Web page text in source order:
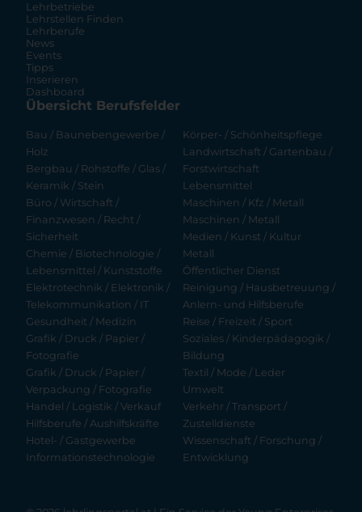
Lehrbetriebe
Lehrstellen Finden
Lehrberufe
News
Events
Tipps
Inserieren
Dashboard
Übersicht Berufsfelder
Bau / Baunebengewerbe /
Holz
Bergbau / Rohstoffe / Glas /
Keramik / Stein
Büro / Wirtschaft /
Finanzwesen / Recht /
Sicherheit
Chemie / Biotechnologie /
Lebensmittel / Kunststoffe
Elektrotechnik / Elektronik /
Telekommunikation / IT
Gesundheit / Medizin
Grafik / Druck / Papier /
Fotografie
Grafik / Druck / Papier /
Verpackung / Fotografie
Handel / Logistik / Verkauf
Hilfsberufe / Aushilfskräfte
Hotel- / Gastgewerbe
Informationstechnologie
Körper- / Schönheitspflege
Landwirtschaft / Gartenbau /
Forstwirtschaft
Lebensmittel
Maschinen / Kfz / Metall
Maschinen / Metall
Medien / Kunst / Kultur
Metall
Öffentlicher Dienst
Reinigung / Hausbetreuung /
Anlern- und Hilfsberufe
Reise / Freizeit / Sport
Soziales / Kinderpädagogik /
Bildung
Textil / Mode / Leder
Umwelt
Verkehr / Transport /
Zustelldienste
Wissenschaft / Forschung /
Entwicklung